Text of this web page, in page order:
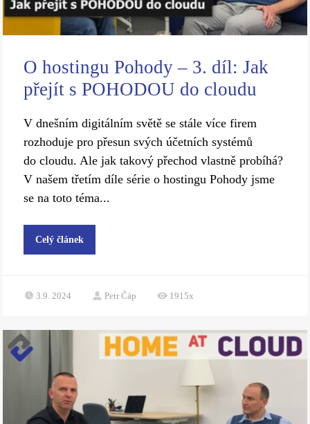
O hostingu Pohody – 3. díl: Jak
přejít s POHODOU do cloudu
V dnešním digitálním světě se stále více firem
rozhoduje pro přesun svých účetních systémů
do cloudu. Ale jak takový přechod vlastně probíhá?
V našem třetím díle série o hostingu Pohody jsme
se na toto téma...
Celý článek
3.9. 2024 Petr Čáp 1915x